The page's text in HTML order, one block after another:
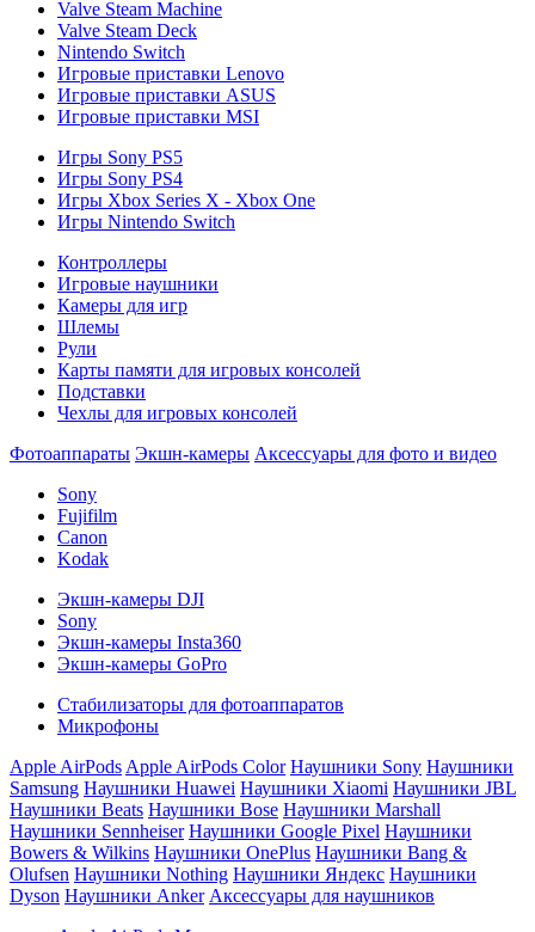
Valve Steam Machine
Valve Steam Deck
Nintendo Switch
Игровые приставки Lenovo
Игровые приставки ASUS
Игровые приставки MSI
Игры Sony PS5
Игры Sony PS4
Игры Xbox Series X - Xbox One
Игры Nintendo Switch
Контроллеры
Игровые наушники
Камеры для игр
Шлемы
Рули
Карты памяти для игровых консолей
Подставки
Чехлы для игровых консолей
Фотоаппараты Экшн-камеры Аксессуары для фото и видео
Sony
Fujifilm
Canon
Kodak
Экшн-камеры DJI
Sony
Экшн-камеры Insta360
Экшн-камеры GoPro
Стабилизаторы для фотоаппаратов
Микрофоны
Apple AirPods Apple AirPods Color Наушники Sony Наушники
Samsung Наушники Huawei Наушники Xiaomi Наушники JBL
Наушники Beats Наушники Bose Наушники Marshall
Наушники Sennheiser Наушники Google Pixel Наушники
Bowers & Wilkins Наушники OnePlus Наушники Bang &
Olufsen Наушники Nothing Наушники Яндекс Наушники
Dyson Наушники Anker Аксессуары для наушников